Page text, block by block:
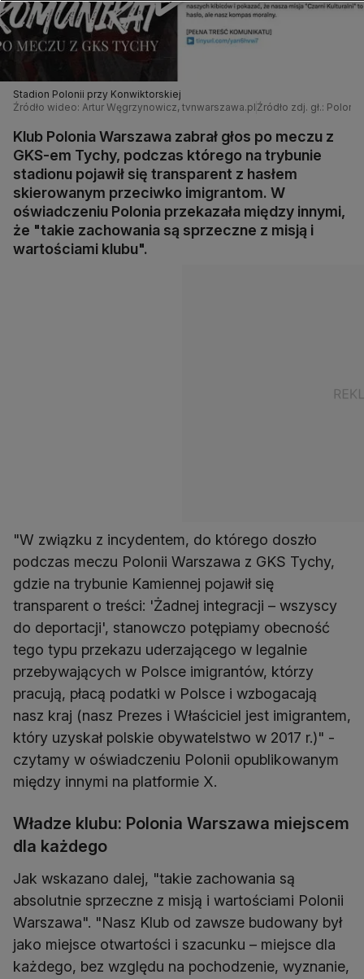
Stadion Polonii przy Konwiktorskiej
Źródło wideo: Artur Węgrzynowicz, tvnwarszawa.pl Źródło zdj. gł.:
Klub Polonia Warszawa zabrał głos po meczu z
GKS-em Tychy, podczas którego na trybunie
stadionu pojawił się transparent z hasłem
skierowanym przeciwko imigrantom. W
oświadczeniu Polonia przekazała między innymi,
że "takie zachowania są sprzeczne z misją i
wartościami klubu".
"W związku z incydentem, do którego doszło
podczas meczu Polonii Warszawa z GKS Tychy,
gdzie na trybunie Kamiennej pojawił się
transparent o treści: 'Żadnej integracji – wszyscy
do deportacji', stanowczo potępiamy obecność
tego typu przekazu uderzającego w legalnie
przebywających w Polsce imigrantów, którzy
pracują, płacą podatki w Polsce i wzbogacają
nasz kraj (nasz Prezes i Właściciel jest imigrantem,
który uzyskał polskie obywatelstwo w 2017 r.)" -
czytamy w oświadczeniu Polonii opublikowanym
między innymi na platformie X.
Władze klubu: Polonia Warszawa miejscem
dla każdego
Jak wskazano dalej, "takie zachowania są
absolutnie sprzeczne z misją i wartościami Polonii
Warszawa". "Nasz Klub od zawsze budowany był
jako miejsce otwartości i szacunku – miejsce dla
każdego, bez względu na pochodzenie, wyznanie,